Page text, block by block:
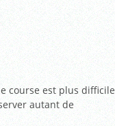
course est plus difficile
autant de